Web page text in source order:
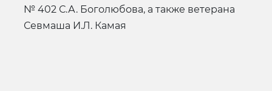
№ 402 С.А. Боголюбова, а также ветерана
Севмаша И.Л. Камая